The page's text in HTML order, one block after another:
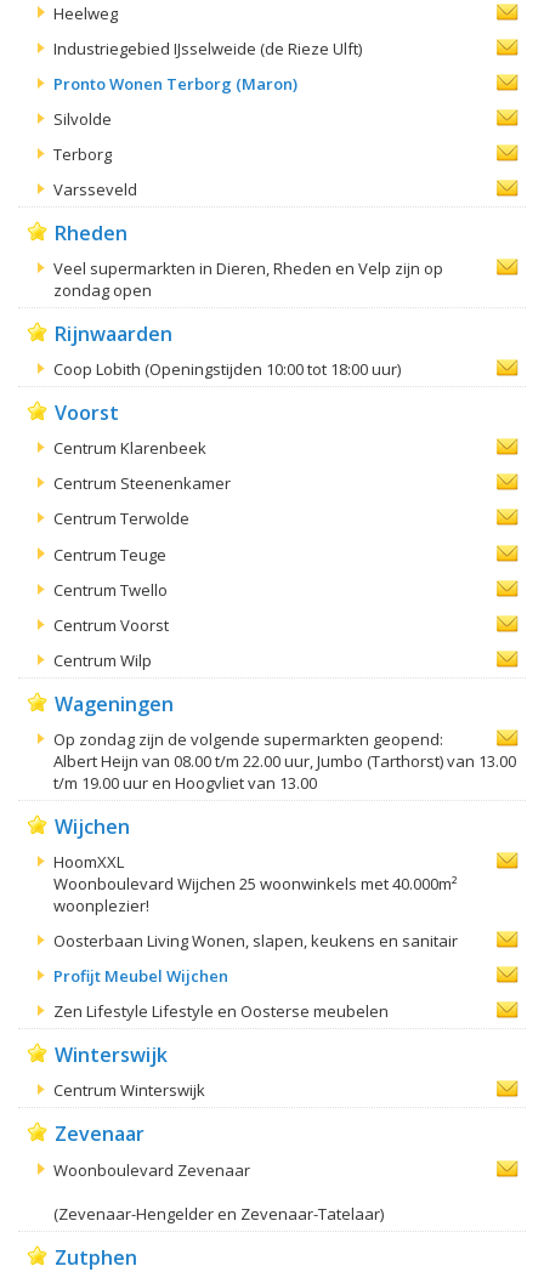
Heelweg
Industriegebied IJsselweide (de Rieze Ulft)
Pronto Wonen Terborg (Maron)
Silvolde
Terborg
Varsseveld
Rheden
Veel supermarkten in Dieren, Rheden en Velp zijn op
zondag open
Rijnwaarden
Coop Lobith (Openingstijden 10:00 tot 18:00 uur)
Voorst
Centrum Klarenbeek
Centrum Steenenkamer
Centrum Terwolde
Centrum Teuge
Centrum Twello
Centrum Voorst
Centrum Wilp
Wageningen
Op zondag zijn de volgende supermarkten geopend:
Albert Heijn van 08.00 t/m 22.00 uur, Jumbo (Tarthorst) van 13.00
t/m 19.00 uur en Hoogvliet van 13.00
Wijchen
HoomXXL
Woonboulevard Wijchen 25 woonwinkels met 40.000m²
woonplezier!
Oosterbaan Living Wonen, slapen, keukens en sanitair
Profijt Meubel Wijchen
Zen Lifestyle Lifestyle en Oosterse meubelen
Winterswijk
Centrum Winterswijk
Zevenaar
Woonboulevard Zevenaar
(Zevenaar-Hengelder en Zevenaar-Tatelaar)
Zutphen